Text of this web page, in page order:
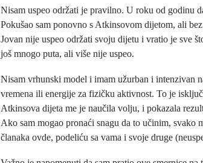
Nisam uspeo održati je pravilno. U roku od godinu
Pokušao sam ponovno s Atkinsovom dijetom, ali bez
Jovan nije uspeo održati svoju dijetu i vratio je sve
još mnogo puta, ali više nije uspeo.
Nisam vrhunski model i imam užurban i intenzivan
vremena ili energije za fizičku aktivnost. To je
Atkinsova dijeta me je naučila volju, i pokazala
Ako sam mogao pronaći snagu da to učinim, svako
članaka ovde, podeliću sa vama i svoje druge